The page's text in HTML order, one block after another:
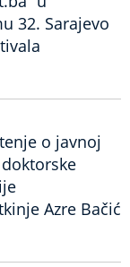
32. Sarajevo
o javnoj
Azre Bačić